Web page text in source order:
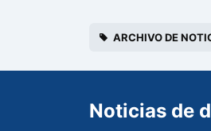
ARCHIVO DE
Noticias de